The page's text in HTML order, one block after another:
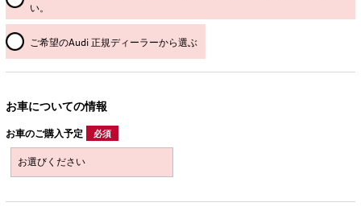
い。
ご希望のAudi 正規ディーラーから選ぶ
お車についての情報
お車のご購入予定 必須